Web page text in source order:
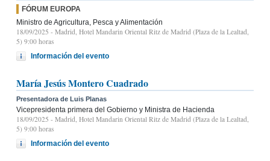
FÓRUM EUROPA
Ministro de Agricultura, Pesca y Alimentación
18/09/2025 - Madrid, Hotel Mandarin Oriental Ritz de Madrid (Plaza de la Lealtad,
5) 9:00 horas
Información del evento
María Jesús Montero Cuadrado
Presentadora de Luis Planas
Vicepresidenta primera del Gobierno y Ministra de Hacienda
18/09/2025 - Madrid, Hotel Mandarin Oriental Ritz de Madrid (Plaza de la Lealtad,
5) 9:00 horas
Información del evento